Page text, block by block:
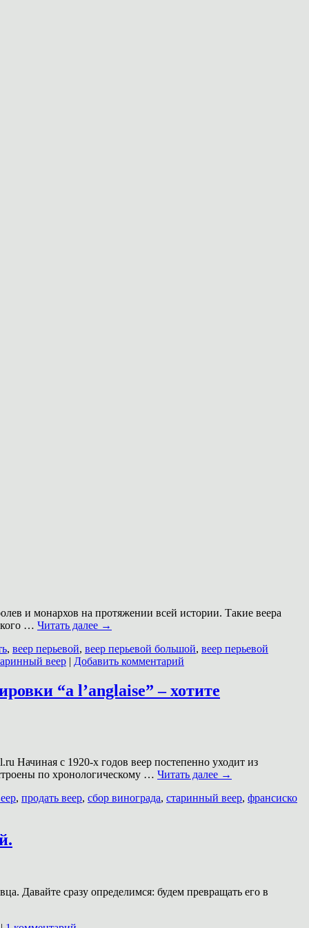
и монархов на протяжении всей истории. Такие веера
… Читать далее →
, веер перьевой, веер перьевой большой, веер перьевой
веер | Добавить комментарий
“a l’anglaise” – хотите
Начиная с 1920-х годов веер постепенно уходит из
по хронологическому … Читать далее →
, продать веер, сбор винограда, старинный веер, франсиско
Давайте сразу определимся: будем превращать его в